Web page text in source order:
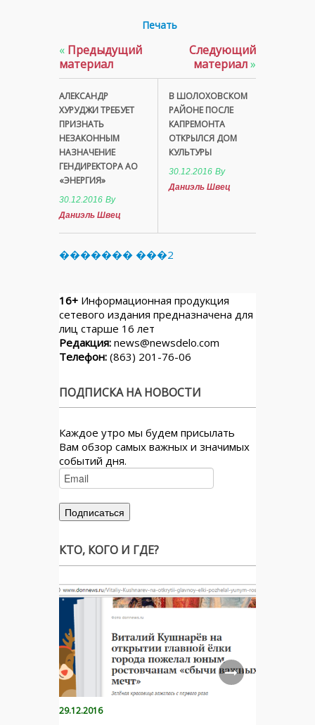
Печать
« Предыдущий
материал
АЛЕКСАНДР
ХУРУДЖИ ТРЕБУЕТ
ПРИЗНАТЬ
НЕЗАКОННЫМ
НАЗНАЧЕНИЕ
ГЕНДИРЕКТОРА АО
«ЭНЕРГИЯ»
30.12.2016 By
Даниэль Швец
Следующий
материал»
В ШОЛОХОВСКОМ
РАЙОНЕ ПОСЛЕ
КАПРЕМОНТА
ОТКРЫЛСЯ ДОМ
КУЛЬТУРЫ
30.12.2016 By
Даниэль Швец
������� ���2
16+ Информационная продукция
сетевого издания предназначена для
лиц старше 16 лет
Редакция: news@newsdelo.com
Телефон: (863) 201-76-06
ПОДПИСКА НА НОВОСТИ
Каждое утро мы будем присылать
Вам обзор самых важных и значимых
событий дня.
КТО, КОГО И ГДЕ?
29.12.2016